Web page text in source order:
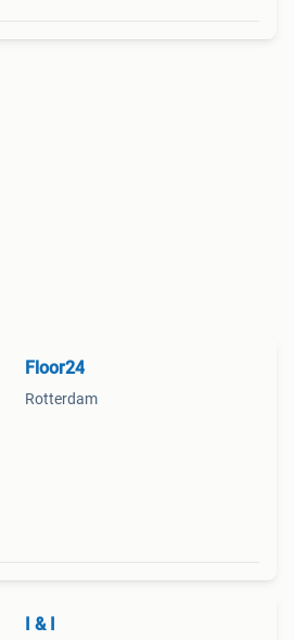
Floor24
Rotterdam
I & I